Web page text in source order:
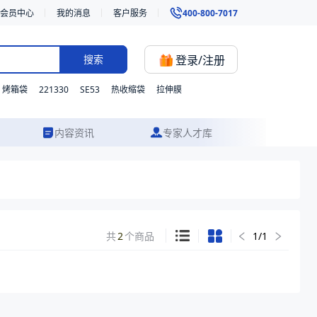
会员中心 我的消息 客户服务 400-800-7017
搜索 登录/注册
烤箱袋 221330 SE53 热收缩袋 拉伸膜
内容资讯 专家人才库
共2个商品 1/1